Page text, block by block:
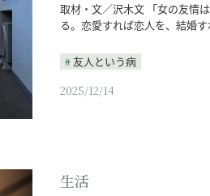
取材・文／沢木文 「女の友情
る。恋愛すれば恋人を、結婚
友人という病
2025/12/14
生活